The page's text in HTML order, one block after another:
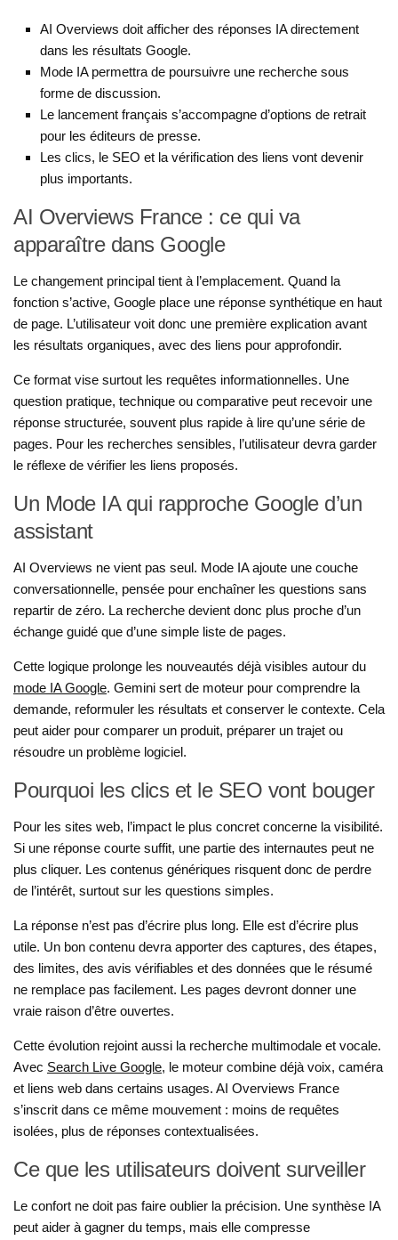
AI Overviews doit afficher des réponses IA directement
dans les résultats Google.
Mode IA permettra de poursuivre une recherche sous
forme de discussion.
Le lancement français s’accompagne d’options de retrait
pour les éditeurs de presse.
Les clics, le SEO et la vérification des liens vont devenir
plus importants.
AI Overviews France : ce qui va
apparaître dans Google
Le changement principal tient à l’emplacement. Quand la
fonction s’active, Google place une réponse synthétique en haut
de page. L’utilisateur voit donc une première explication avant
les résultats organiques, avec des liens pour approfondir.
Ce format vise surtout les requêtes informationnelles. Une
question pratique, technique ou comparative peut recevoir une
réponse structurée, souvent plus rapide à lire qu’une série de
pages. Pour les recherches sensibles, l’utilisateur devra garder
le réflexe de vérifier les liens proposés.
Un Mode IA qui rapproche Google d’un
assistant
AI Overviews ne vient pas seul. Mode IA ajoute une couche
conversationnelle, pensée pour enchaîner les questions sans
repartir de zéro. La recherche devient donc plus proche d’un
échange guidé que d’une simple liste de pages.
Cette logique prolonge les nouveautés déjà visibles autour du
mode IA Google. Gemini sert de moteur pour comprendre la
demande, reformuler les résultats et conserver le contexte. Cela
peut aider pour comparer un produit, préparer un trajet ou
résoudre un problème logiciel.
Pourquoi les clics et le SEO vont bouger
Pour les sites web, l’impact le plus concret concerne la visibilité.
Si une réponse courte suffit, une partie des internautes peut ne
plus cliquer. Les contenus génériques risquent donc de perdre
de l’intérêt, surtout sur les questions simples.
La réponse n’est pas d’écrire plus long. Elle est d’écrire plus
utile. Un bon contenu devra apporter des captures, des étapes,
des limites, des avis vérifiables et des données que le résumé
ne remplace pas facilement. Les pages devront donner une
vraie raison d’être ouvertes.
Cette évolution rejoint aussi la recherche multimodale et vocale.
Avec Search Live Google, le moteur combine déjà voix, caméra
et liens web dans certains usages. AI Overviews France
s’inscrit dans ce même mouvement : moins de requêtes
isolées, plus de réponses contextualisées.
Ce que les utilisateurs doivent surveiller
Le confort ne doit pas faire oublier la précision. Une synthèse IA
peut aider à gagner du temps, mais elle compresse